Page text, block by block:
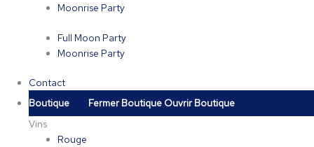
Moonrise Party
Full Moon Party
Moonrise Party
Contact
Boutique
Fermer Boutique Ouvrir Boutique
Vins
Rouge